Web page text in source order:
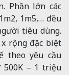
Phần lớn các
1m5,… đều
tiêu dùng.
rộng đặc biệt
theo yêu cầu
– 1 triệu